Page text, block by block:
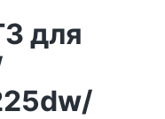
для